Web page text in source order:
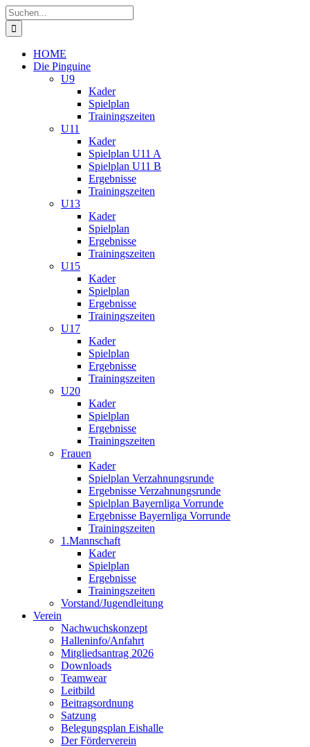
Zum
Inhalt
springen
Suche
nach:
HOME
Die Pinguine
U9
Kader
Spielplan
Trainingszeiten
U11
Kader
Spielplan U11 A
Spielplan U11 B
Ergebnisse
Trainingszeiten
U13
Kader
Spielplan
Ergebnisse
Trainingszeiten
U15
Kader
Spielplan
Ergebnisse
Trainingszeiten
U17
Kader
Spielplan
Ergebnisse
Trainingszeiten
U20
Kader
Spielplan
Ergebnisse
Trainingszeiten
Frauen
Kader
Spielplan Verzahnungsrunde
Ergebnisse Verzahnungsrunde
Spielplan Bayernliga Vorrunde
Ergebnisse Bayernliga Vorrunde
Trainingszeiten
1.Mannschaft
Kader
Spielplan
Ergebnisse
Trainingszeiten
Vorstand/Jugendleitung
Verein
Nachwuchskonzept
Halleninfo/Anfahrt
Mitgliedsantrag 2026
Downloads
Teamwear
Leitbild
Beitragsordnung
Satzung
Belegungsplan Eishalle
Der Förderverein